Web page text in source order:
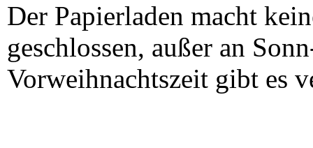
Der Papierladen macht
geschlossen, außer an
Vorweihnachtszeit gibt es